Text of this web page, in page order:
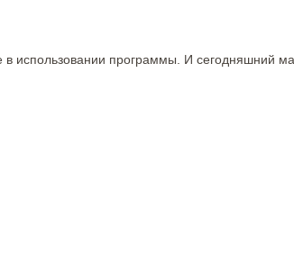
в использовании программы. И сегодняшний